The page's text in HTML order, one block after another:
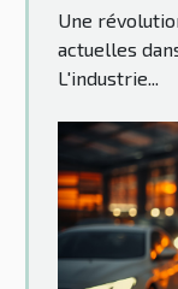
Une
actuelles
L'industrie...